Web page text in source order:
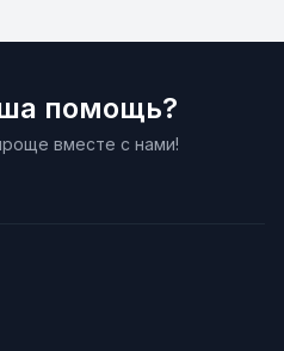
помощь?
вместе с нами!